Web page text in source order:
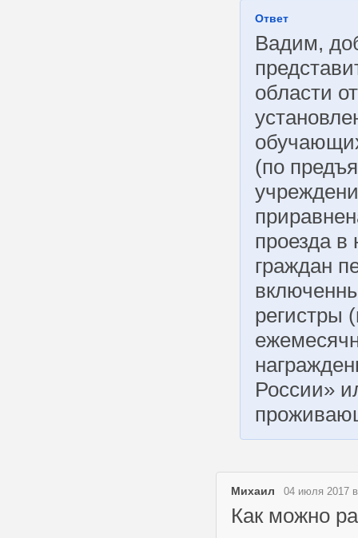
Ответ
Вадим,
области
(по
проезда в
граждан
регистры
России»
Михаил 04 июля 2017
Как можно